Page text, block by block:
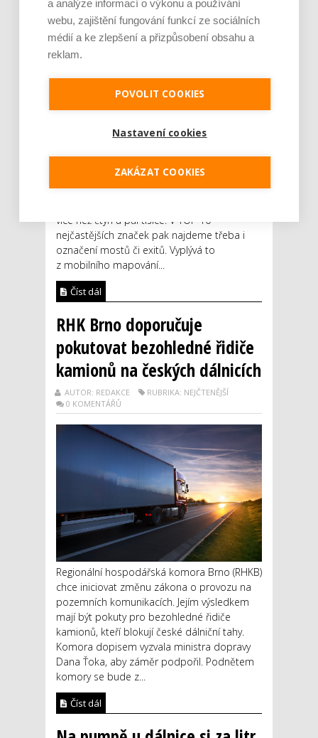
Řidiči na českých dálnicích
potkají přes 4 600
kilometrovníků. Značek
mostů je o dva tisíce méně
0 KOMENTÁŘŮ
Na 1 267 kilometrů tuzemských dálnic
připadá celkem 26 702 svislých dopravních
značek. Největší zastoupení mezi nimi mají
více než čtyři a půl tisíce. V TOP 10
nejčastějších značek pak najdeme třeba i
označení mostů či exitů. Vyplývá to
z mobilního mapování...
Číst dál
RHK Brno doporučuje
pokutovat bezohledné řidiče
kamionů na českých dálnicích
AUTOR: REDAKCE
RUBRIKA: NEJČTENĚJŠÍ
0 KOMENTÁŘŮ
Regionální hospodářská komora Brno (RHKB)
chce iniciovat změnu zákona o provozu na
pozemních komunikacích. Jejím výsledkem
mají být pokuty pro bezohledné řidiče
kamionů, kteří blokují české dálniční tahy.
Komora dopisem vyzvala ministra dopravy
Dana Ťoka, aby záměr podpořil. Podnětem
komory se bude z...
Číst dál
a analýze informací o výkonu a používání
webu, zajištění fungování funkcí ze sociálních
médií a ke zlepšení a přizpůsobení obsahu a
reklam.
POVOLIT COOKIES
Nastavení cookies
ZAKÁZAT COOKIES